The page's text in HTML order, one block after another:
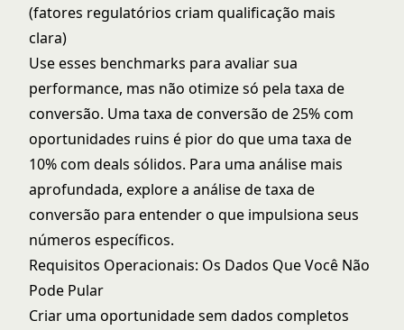
(fatores regulatórios criam qualificação mais
clara)
Use esses benchmarks para avaliar sua
performance, mas não otimize só pela taxa de
conversão. Uma taxa de conversão de 25% com
oportunidades ruins é pior do que uma taxa de
10% com deals sólidos. Para uma análise mais
aprofundada, explore a análise de taxa de
conversão para entender o que impulsiona seus
números específicos.
Requisitos Operacionais: Os Dados Que Você Não
Pode Pular
Criar uma oportunidade sem dados completos